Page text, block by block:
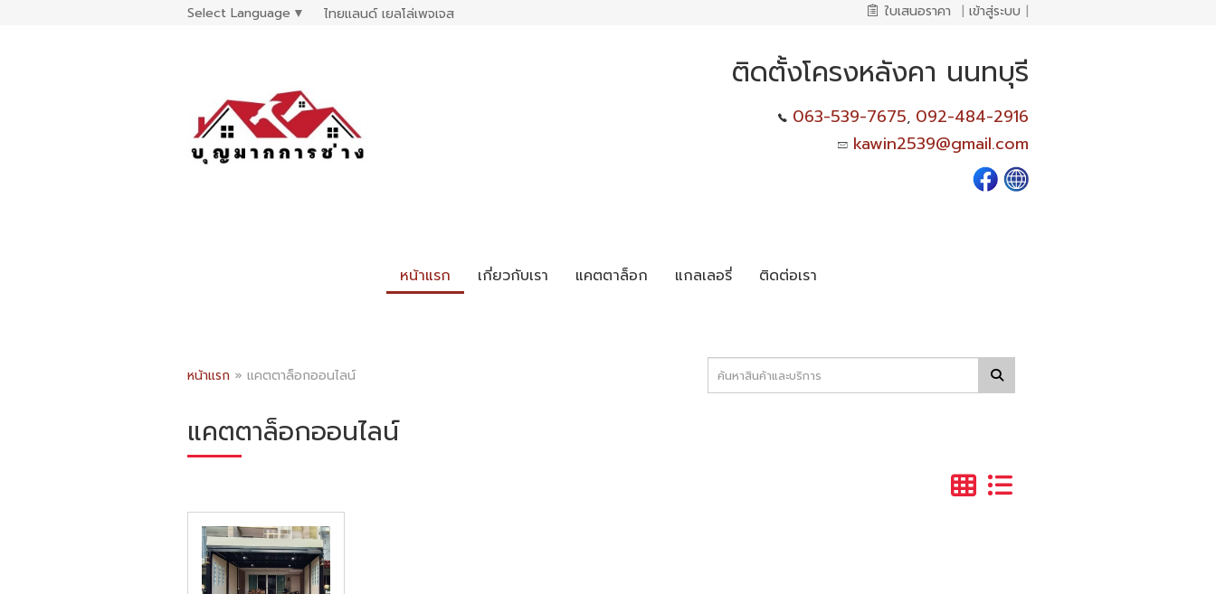
Select Language ▼ ไทยแลนด์ เยลโล่เพจเจส ใบเสนอราคา | เข้าสู่ระบบ |
ติดตั้งโครงหลังคา นนทบุรี
063-539-7675, 092-484-2916
kawin2539@gmail.com
หน้าแรก เกี่ยวกับเรา แคตตาล็อก แกลเลอรี่ ติดต่อเรา
หน้าแรก » แคตตาล็อกออนไลน์
แคตตาล็อกออนไลน์